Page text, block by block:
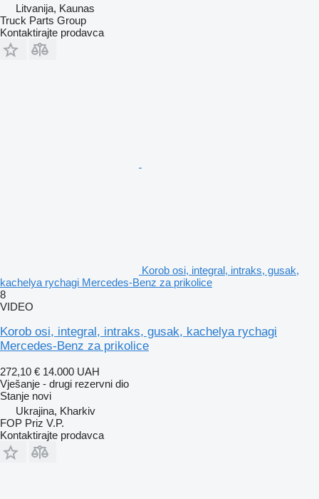
Litvanija, Kaunas
Truck Parts Group
Kontaktirajte prodavca
Korob osi, integral, intraks, gusak,
kachelya rychagi Mercedes-Benz za prikolice
8
VIDEO
Korob osi, integral, intraks, gusak, kachelya rychagi
Mercedes-Benz za prikolice
272,10 € 14.000 UAH
Vješanje - drugi rezervni dio
Stanje novi
Ukrajina, Kharkiv
FOP Priz V.P.
Kontaktirajte prodavca